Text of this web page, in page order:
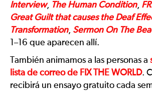
Interview, The Human Condition,
Great Guilt that causes the Deaf
Transformation, Sermon On The
1–16 que aparecen allí.
También animamos a las personas a
lista de correo de FIX THE WORLD.
recibirá un ensayo gratuito cada